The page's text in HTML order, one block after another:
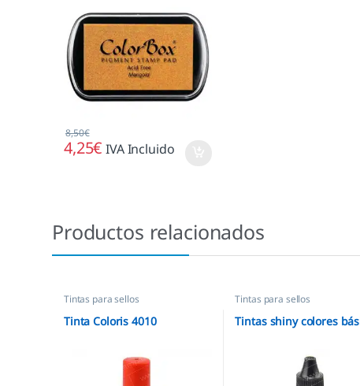
4,25€
8,50€
IVA Incluido
Productos relacionados
Tintas para sellos
Tinta Coloris 4010
Tintas para sellos
Tintas shiny colores